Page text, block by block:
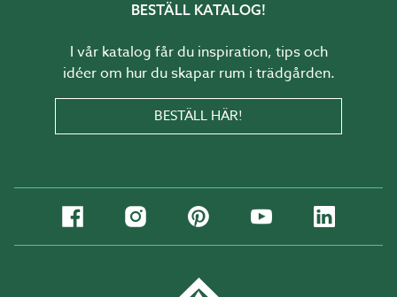
BESTÄLL KATALOG!
I vår katalog får du inspiration, tips och
idéer om hur du skapar rum i trädgården.
BESTÄLL HÄR!